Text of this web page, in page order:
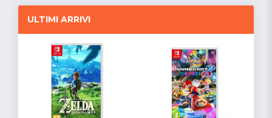
ULTIMI ARRIVI